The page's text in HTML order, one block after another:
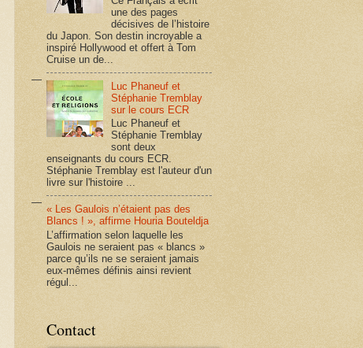
une des pages
décisives de l’histoire
du Japon. Son destin incroyable a
inspiré Hollywood et offert à Tom
Cruise un de...
Luc Phaneuf et
Stéphanie Tremblay
sur le cours ECR
Luc Phaneuf et
Stéphanie Tremblay
sont deux
enseignants du cours ECR.
Stéphanie Tremblay est l'auteur d'un
livre sur l'histoire ...
« Les Gaulois n’étaient pas des
Blancs ! », affirme Houria Bouteldja
L’affirmation selon laquelle les
Gaulois ne seraient pas « blancs »
parce qu’ils ne se seraient jamais
eux-mêmes définis ainsi revient
régul...
Contact